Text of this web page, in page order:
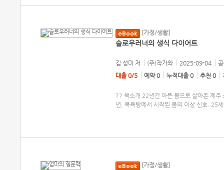
[가정/생활]
슬로우러너의 생식 다이어트
김 성미 저 (주)작가와 2025-09-04
대출 0/5
예약 0 누적대출 0 추천 0
?? 책소개 22년간 아픈 몸으로 살아온 제
년, 목욕탕에서 시작된 몸의 이상 신호. 25
[가정/생활]